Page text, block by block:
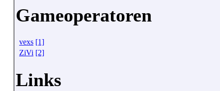
Gameoperatoren
vexs [1]
ZiVi [2]
Links